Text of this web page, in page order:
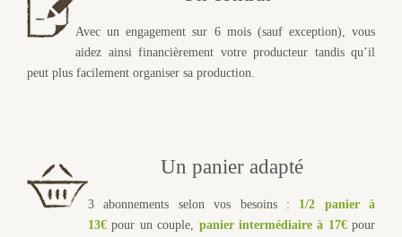
Avec un engagement sur 6 mois (sauf exception), vous
aidez ainsi financièrement votre producteur tandis qu’il
peut plus facilement organiser sa production.
Un panier adapté
3 abonnements selon vos besoins : 1/2 panier à
13€ pour un couple, panier intermédiaire à 17€pour